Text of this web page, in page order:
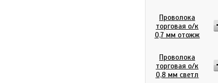
Проволока
торговая о/к
0,7 мм отожж
Проволока
торговая о/к
0,8 мм светл